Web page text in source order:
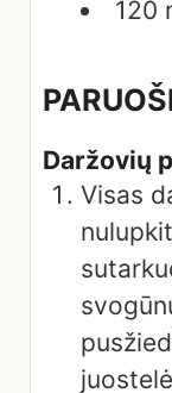
120
Daržovių
Visas